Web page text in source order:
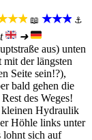
📖 ★★★ ⚓
➜
aus) unten
der längsten
Seite sein!?),
bald gehen die
des Weges!
kleinen Hydraulik
Höhle links unter
lohnt sich auf